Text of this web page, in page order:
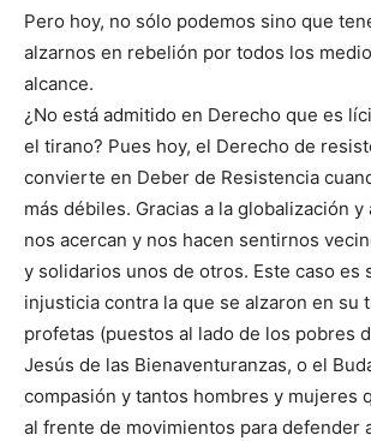
Pero hoy, no sólo podemos sino que
alzarnos en rebelión por todos los
alcance.
¿No está admitido en Derecho que es
el tirano? Pues hoy, el Derecho de
convierte en Deber de Resistencia
más débiles. Gracias a la globalización
nos acercan y nos hacen sentirnos
y solidarios unos de otros. Este caso es
injusticia contra la que se alzaron en su
profetas (puestos al lado de los pobres
Jesús de las Bienaventuranzas, o el
compasión y tantos hombres y mujeres
al frente de movimientos para defender